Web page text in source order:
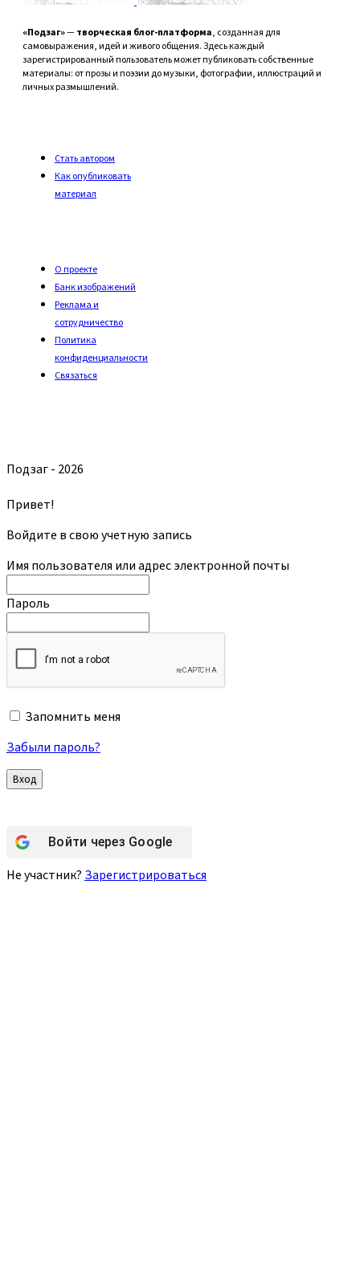
«Подзаг»— творческая блог-платформа, созданная для
самовыражения, идей и живого общения. Здесь каждый
зарегистрированный пользователь может публиковать собственные
материалы: от прозы и поэзии до музыки, фотографии, иллюстраций и
личных размышлений.
Стать автором
Как опубликовать
материал
О проекте
Банк изображений
Реклама и
сотрудничество
Политика
конфиденциальности
Связаться
Подзаг - 2026
Привет!
Войдите в свою учетную запись
Имя пользователя или адрес электронной почты
Пароль
Запомнить меня
Забыли пароль?
Войти через Google
Не участник? Зарегистрироваться